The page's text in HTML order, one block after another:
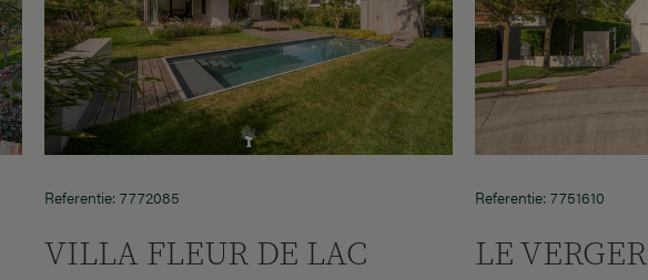
Referentie: 7772085
VILLA FLEUR DE LAC
Referentie: 7751610
LE VERGER